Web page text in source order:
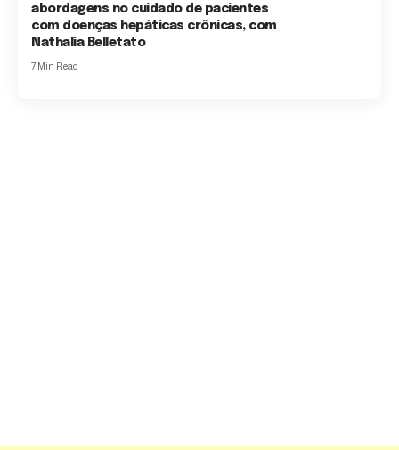
abordagens no cuidado de pacientes
com doenças hepáticas crônicas, com
Nathalia Belletato
7 Min Read